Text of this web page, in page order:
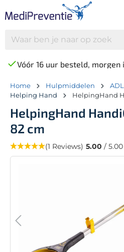
Vóór 16 uur besteld, morgen
Home Hulpmiddelen
Helping Hand
HelpingHand
HelpingHand
82 cm
(1 Reviews) 5.00 / 5.00